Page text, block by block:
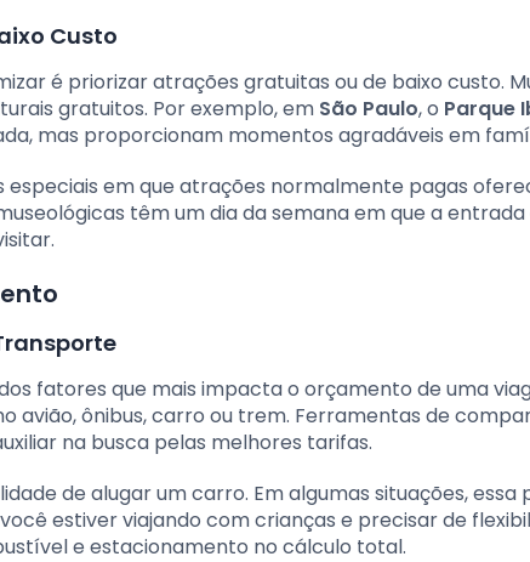
Custo
é priorizar atrações gratuitas ou de baixo custo.
gratuitos. Por exemplo, em São Paulo, o Parque
mas proporcionam momentos agradáveis em
especiais em que atrações normalmente pagas
têm um dia da semana em que a
fatores que mais impacta o orçamento de uma
avião, ônibus, carro ou trem. Ferramentas de
na busca pelas melhores tarifas.
de alugar um carro. Em algumas situações, essa
estiver viajando com crianças e precisar de
e estacionamento no cálculo total.